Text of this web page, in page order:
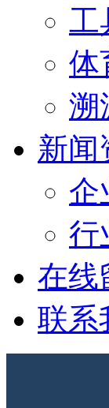
工
体
溯
新闻
企
行
在线
联系